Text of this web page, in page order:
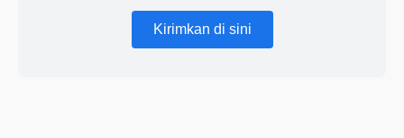
Kirimkan di sini